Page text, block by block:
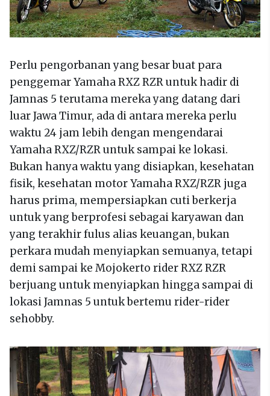
Perlu pengorbanan yang besar buat para
penggemar Yamaha RXZ RZR untuk hadir di
Jamnas 5 terutama mereka yang datang dari
luar Jawa Timur, ada di antara mereka perlu
waktu 24 jam lebih dengan mengendarai
Yamaha RXZ/RZR untuk sampai ke lokasi.
Bukan hanya waktu yang disiapkan, kesehatan
fisik, kesehatan motor Yamaha RXZ/RZR juga
harus prima, mempersiapkan cuti berkerja
untuk yang berprofesi sebagai karyawan dan
yang terakhir fulus alias keuangan, bukan
perkara mudah menyiapkan semuanya, tetapi
demi sampai ke Mojokerto rider RXZ RZR
berjuang untuk menyiapkan hingga sampai di
lokasi Jamnas 5 untuk bertemu rider-rider
sehobby.